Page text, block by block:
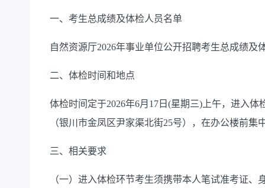
一、考生总成绩及体检人员名单
自然资源厅2026年事业单位公开招聘考生总成绩及
二、体检时间和地点
体检时间定于2026年6月17日(星期三)上午，进入
（银川市金凤区尹家渠北街25号），在办公楼前集
三、相关要求
（一）进入体检环节考生须携带本人笔试准考证